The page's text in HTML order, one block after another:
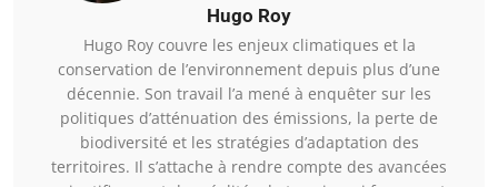
Hugo Roy
Hugo Roy couvre les enjeux climatiques et la
conservation de l’environnement depuis plus d’une
décennie. Son travail l’a mené à enquêter sur les
politiques d’atténuation des émissions, la perte de
biodiversité et les stratégies d’adaptation des
territoires. Il s’attache à rendre compte des avancées